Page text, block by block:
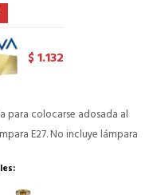
$1.132
para colocarse adosada al
E27. No incluye lámpara